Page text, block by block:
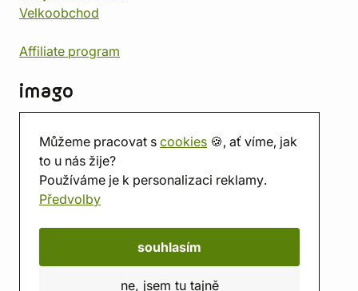
Můžeme pracovat s cookies 🍪, ať víme, jak
to u nás žije?
Používáme je k personalizaci reklamy.
Předvolby
souhlasím
ne, jsem tu tajně
Velkoobchod
Affiliate program
imago
Prodejna
Herna
O nás
Hodnocení obchodu